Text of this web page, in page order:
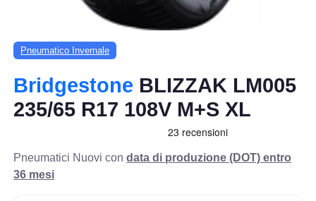
Pneumatico Invernale
Bridgestone BLIZZAK LM005
235/65 R17 108V M+S XL
Pneumatici Nuovi condata di produzione (DOT) entro
36 mesi